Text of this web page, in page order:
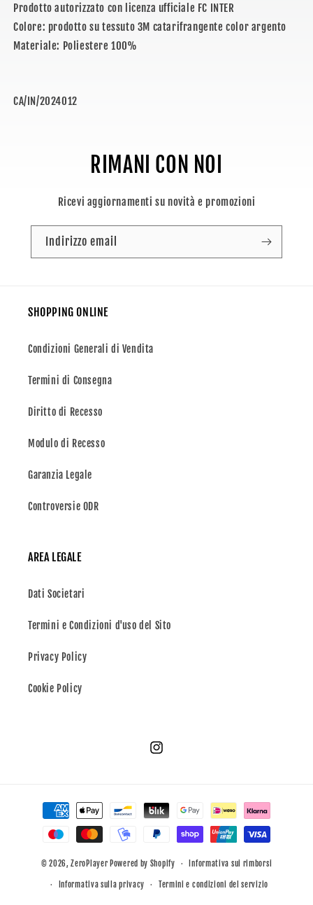
BASEBALL BASEBALL
Prodotto autorizzato con licenza ufficiale FC INTER
Colore: prodotto su tessuto 3M catarifrangente color argento
Materiale: Poliestere 100%
SKU:
CA/IN/2024012
RIMANI CON NOI
Ricevi aggiornamenti su novità e promozioni
Indirizzo email
SHOPPING ONLINE
Condizioni Generali di Vendita
Termini di Consegna
Diritto di Recesso
Modulo di Recesso
Garanzia Legale
Controversie ODR
AREA LEGALE
Dati Societari
Termini e Condizioni d'uso del Sito
Privacy Policy
Cookie Policy
Instagram
Metodi
pagamento
© 2026,ZeroPlayer Powered by Shopify Informativa sui rimborsi
Informativa sulla privacy Termini e condizioni del servizio